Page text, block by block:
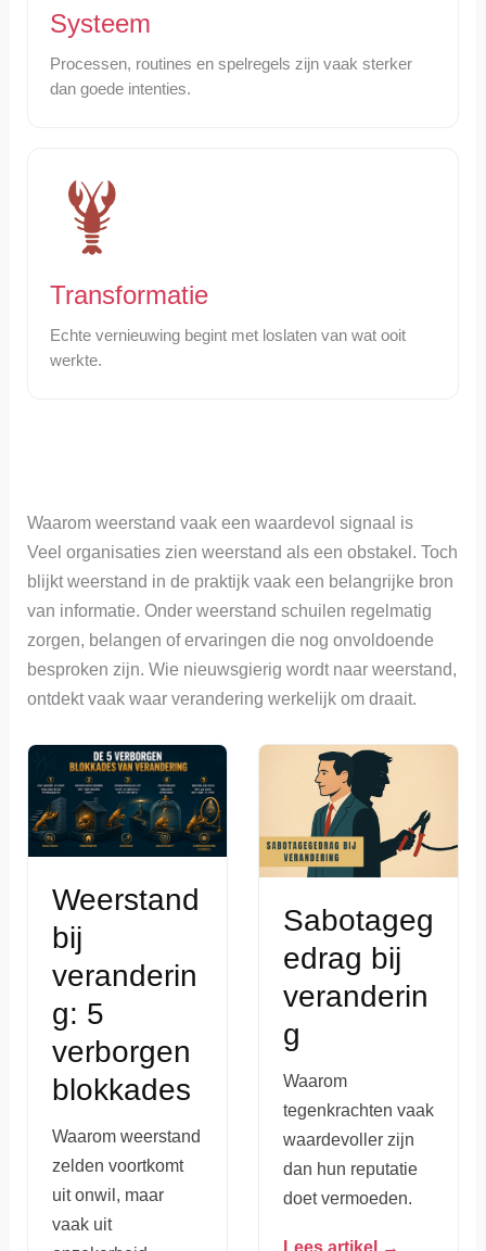
Systeem
Processen, routines en spelregels zijn vaak sterker
dan goede intenties.
Transformatie
Echte vernieuwing begint met loslaten van wat ooit
werkte.
Waarom weerstand vaak een waardevol signaal is
Veel organisaties zien weerstand als een obstakel. Toch
blijkt weerstand in de praktijk vaak een belangrijke bron
van informatie. Onder weerstand schuilen regelmatig
zorgen, belangen of ervaringen die nog onvoldoende
besproken zijn. Wie nieuwsgierig wordt naar weerstand,
ontdekt vaak waar verandering werkelijk om draait.
Weerstand
bij
veranderin
g: 5
verborgen
blokkades
Waarom weerstand
zelden voortkomt
uit onwil, maar
vaak uit
Sabotageg
edrag bij
veranderin
g
Waarom
tegenkrachten vaak
waardevoller zijn
dan hun reputatie
doet vermoeden.
Lees artikel →